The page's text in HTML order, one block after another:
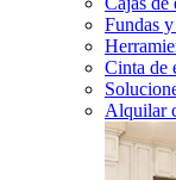
Fundas
Cinta de
Alquilar